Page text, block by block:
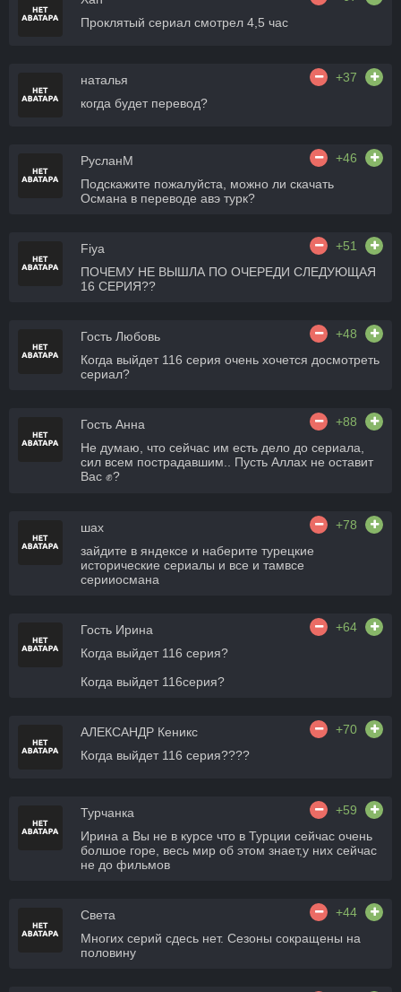
Проклятый сериал смотрел 4,5 час
наталья
+37
когда будет перевод?
РусланМ
+46
Подскажите пожалуйста, можно ли скачать
Османа в переводе авэ турк?
Fiya
+51
ПОЧЕМУ НЕ ВЫШЛА ПО ОЧЕРЕДИ СЛЕДУЮЩАЯ
16 СЕРИЯ??
Гость Любовь
+48
Когда выйдет 116 серия очень хочется досмотреть
сериал?
Гость Анна
+88
Не думаю, что сейчас им есть дело до сериала,
сил всем пострадавшим.. Пусть Аллах не оставит
Вас ✊?
шах
+78
зайдите в яндексе и наберите турецкие
исторические сериалы и все и тамвсе
серииосмана
Гость Ирина
+64
Когда выйдет 116 серия?
Когда выйдет 116серия?
АЛЕКСАНДР Кеникс
+70
Когда выйдет 116 серия????
Турчанка
+59
Ирина а Вы не в курсе что в Турции сейчас очень
болшое горе, весь мир об этом знает,у них сейчас
не до фильмов
Света
+44
Многих серий сдесь нет. Сезоны сокращены на
половину